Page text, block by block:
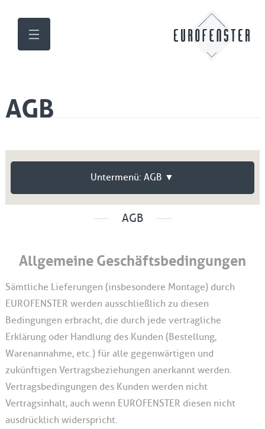
AGB
Untermenü: AGB ▼
AGB
Allgemeine Geschäftsbedingungen
Sämtliche Lieferungen (insbesondere Montage) durch
EUROFENSTER werden ausschließlich zu diesen
Bedingungen erbracht, die durch jede vertragliche
Erklärung oder Handlung des Kunden (Bestellung,
Warenannahme, etc.) für alle gegenwärtigen und
zukünftigen Vertragsbeziehungen anerkannt werden.
Vertragsbedingungen des Kunden werden nicht
Vertragsinhalt, auch wenn EUROFENSTER diesen nicht
ausdrücklich widerspricht.